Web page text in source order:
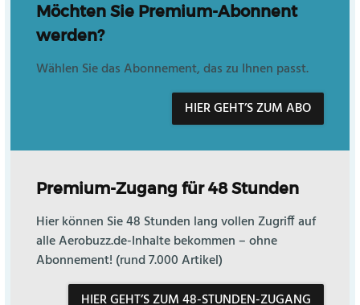
Möchten Sie Premium-Abonnent
werden?
Wählen Sie das Abonnement, das zu Ihnen passt.
HIER GEHT’S ZUM ABO
Premium-Zugang für 48 Stunden
Hier können Sie 48 Stunden lang vollen Zugriff auf
alle Aerobuzz.de-Inhalte bekommen – ohne
Abonnement! (rund 7.000 Artikel)
HIER GEHT’S ZUM 48-STUNDEN-ZUGANG